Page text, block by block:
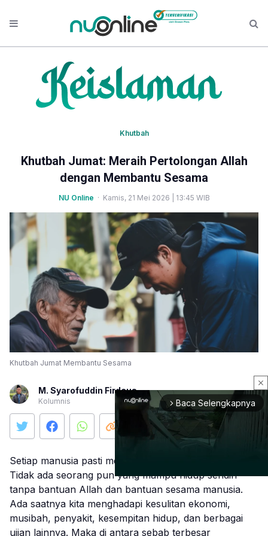
Khutbah
Khutbah Jumat: Meraih Pertolongan Allah
dengan Membantu Sesama
NU Online · Kamis, 21 Mei 2026 | 13:45 WIB
Khutbah Jumat Membantu Sesama
M. Syarofuddin Firdaus
Kolumnis
Setiap manusia pasti membutuhkan pertolongan.
Tidak ada seorang pun yang mampu hidup sendiri
tanpa bantuan Allah dan bantuan sesama manusia.
Ada saatnya kita menghadapi kesulitan ekonomi,
musibah, penyakit, kesempitan hidup, dan berbagai
ujian lainnya. Maka di antara sebab terbesar
close
arrow_forward_ios Baca Selengkapnya
Mute